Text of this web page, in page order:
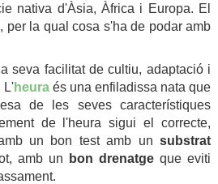
nativa d'Àsia, Àfrica i Europa. El
per la qual cosa s'ha de podar amb
seva facilitat de cultiu, adaptació i
L'heura és una enfiladissa nata que
de les seves característiques
de l'heura sigui el correcte,
un bon test amb un substrat
amb un bon drenatge que eviti